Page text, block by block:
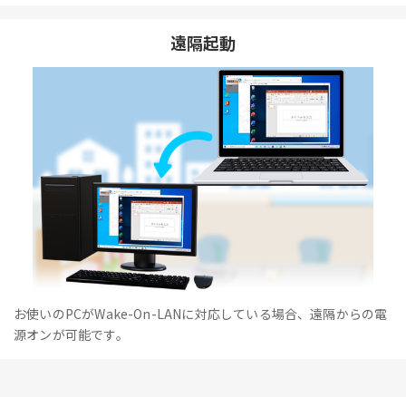
遠隔起動
お使いのPCがWake-On-LANに対応している場合、遠隔からの電
源オンが可能です。